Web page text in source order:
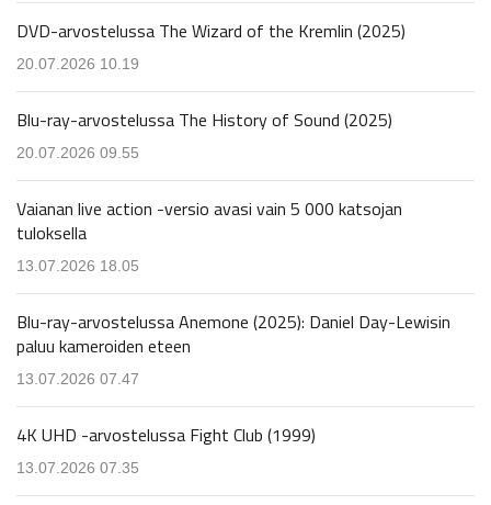
DVD-arvostelussa The Wizard of the Kremlin (2025)
20.07.2026 10.19
Blu-ray-arvostelussa The History of Sound (2025)
20.07.2026 09.55
Vaianan live action -versio avasi vain 5 000 katsojan
tuloksella
13.07.2026 18.05
Blu-ray-arvostelussa Anemone (2025): Daniel Day-Lewisin
paluu kameroiden eteen
13.07.2026 07.47
4K UHD -arvostelussa Fight Club (1999)
13.07.2026 07.35